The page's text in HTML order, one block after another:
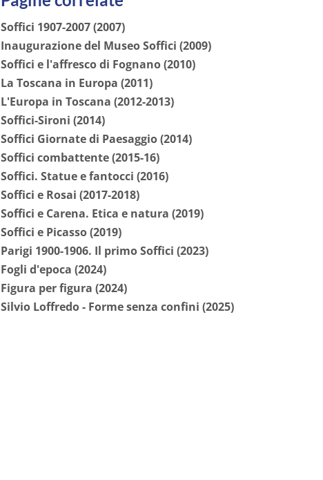
Soffici 1907-2007 (2007)
Inaugurazione del Museo Soffici (2009)
Soffici e l'affresco di Fognano (2010)
La Toscana in Europa (2011)
L'Europa in Toscana (2012-2013)
Soffici-Sironi (2014)
Soffici Giornate di Paesaggio (2014)
Soffici combattente (2015-16)
Soffici. Statue e fantocci (2016)
Soffici e Rosai (2017-2018)
Soffici e Carena. Etica e natura (2019)
Soffici e Picasso (2019)
Parigi 1900-1906. Il primo Soffici (2023)
Fogli d'epoca (2024)
Figura per figura (2024)
Silvio Loffredo - Forme senza confini (2025)